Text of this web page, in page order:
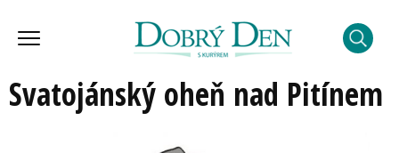
Svatojánský oheň nad Pitínem